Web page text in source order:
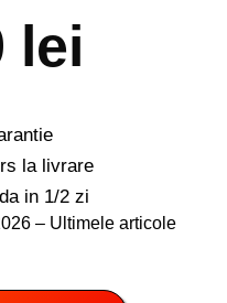
lei
la livrare
in 1/2 zi
– Ultimele articole